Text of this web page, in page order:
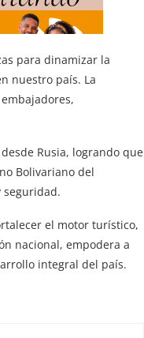
para dinamizar la
nuestro país. La
Rusia, logrando que
Bolivariano del
seguridad.
el motor turístico,
nacional, empodera a
integral del país.